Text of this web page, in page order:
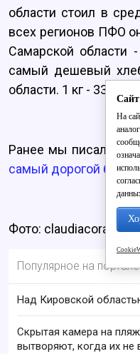
области стоил в
всех регионов ПФО
Самарской области
самый дешевый
области. 1 кг - 33,9
Ранее мы писали о
самый дорогой
Фото:
Популярное на портале
Над Кировской
Скрытая камера на
вытворяют, когда их не
Сайт
На